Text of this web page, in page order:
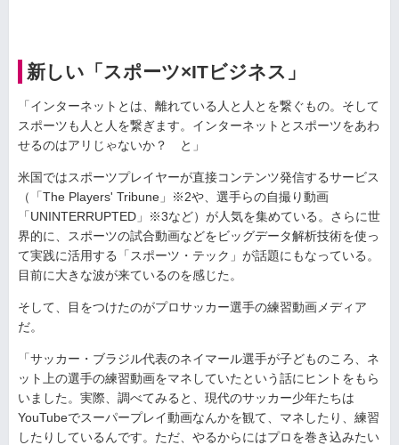
新しい「スポーツ×ITビジネス」
「インターネットとは、離れている人と人とを繋ぐもの。そして
スポーツも人と人を繋ぎます。インターネットとスポーツをあわ
せるのはアリじゃないか？ と」
米国ではスポーツプレイヤーが直接コンテンツ発信するサービス
（「The Players' Tribune」※2や、選手らの自撮り動画
「UNINTERRUPTED」※3など）が人気を集めている。さらに世
界的に、スポーツの試合動画などをビッグデータ解析技術を使っ
て実践に活用する「スポーツ・テック」が話題にもなっている。
目前に大きな波が来ているのを感じた。
そして、目をつけたのがプロサッカー選手の練習動画メディア
だ。
「サッカー・ブラジル代表のネイマール選手が子どものころ、ネ
ット上の選手の練習動画をマネしていたという話にヒントをもら
いました。実際、調べてみると、現代のサッカー少年たちは
YouTubeでスーパープレイ動画なんかを観て、マネしたり、練習
したりしているんです。ただ、やるからにはプロを巻き込みたい